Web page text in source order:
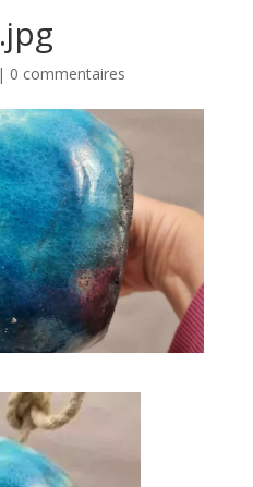
| 0 commentaires